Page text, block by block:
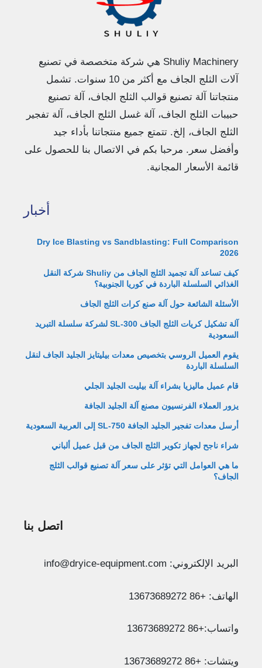
Shuliy Machinery هي شركة متخصصة في تصنيع
آلات الثلج الجاف مع أكثر من 10 سنوات. تشمل
منتجاتنا آلة تصنيع قوالب الثلج الجاف، آلة تصنيع
حبيبات الثلج الجاف، آلة غسل الثلج الجاف، آلة تفجير
الثلج الجاف، إلخ. تتمتع جميع منتجاتنا بأداء جيد
وأفضل سعر. مرحبا بكم في الاتصال بنا للحصول على
قائمة الأسعار المجانية.
أخبار
Dry Ice Blasting vs Sandblasting: Full Comparison
2026
كيف تساعد آلة تجميد الثلج الجاف من Shuliy شركة النقل
الغذائي السلسلة الباردة في كوريا الجنوبية؟
الأسئلة الشائعة حول آلة صنع كرات الثلج الجاف
آلة تشكيل كريات الثلج الجاف SL-300 لشركة سلسلة التبريد
السعودية
يقوم العميل الروسي بتخصيص معدات بيليتايز الجليد الجاف لنقل
السلسلة الباردة
قام عميل ماليزيا بشراء آلة بيليت الجليد الجلي
يزور العملاء الفرنسيون مصنع آلة الجليد الجافة
أرسل معدات تفجير الجليد الجافة SL-750 إلى العربية السعودية
شراء ناجح لجهاز تكوير الثلج الجاف من قبل عميل ألباني
ما هي العوامل التي تؤثر على سعر آلة تصنيع قوالب الثلج
الجاف؟
اتصل بنا
البريد الإلكتروني: info@dryice-equipment.com
الهاتف: +86 13673689272
واتساب:+86 13673689272
ويتشات: +86 13673689272
Wechat
Chat